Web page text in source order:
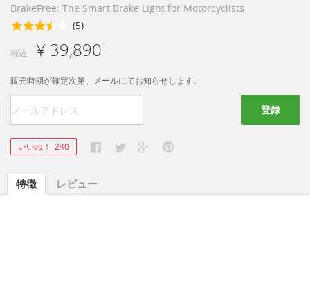
BrakeFree: The Smart Brake Light for Motorcyclists
(5)
税込 ¥ 39,890
販売時期が確定次第、メールにてお知らせします。
登録
いいね！ 240
特徴 レビュー